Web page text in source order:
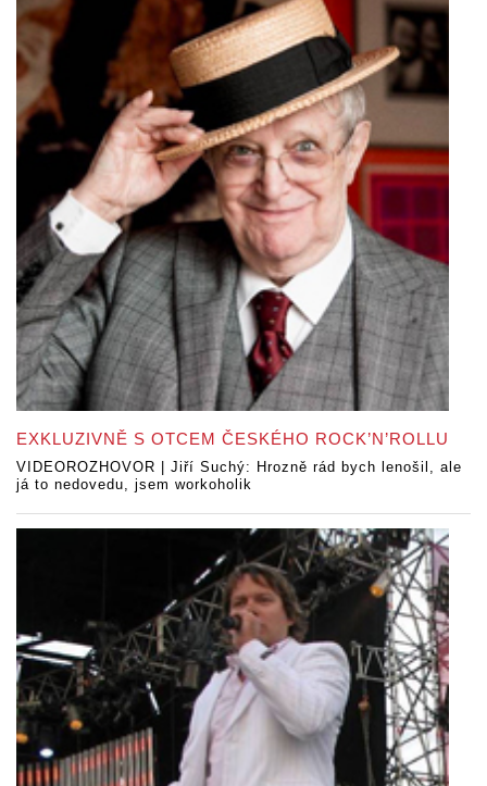
EXKLUZIVNĚ S OTCEM ČESKÉHO ROCK’N’ROLLU
VIDEOROZHOVOR | Jiří Suchý: Hrozně rád bych lenošil, ale
já to nedovedu, jsem workoholik